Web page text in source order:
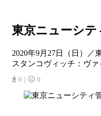
東京ニューシテ
2020年9月27日（日）／
スタンコヴィッチ：ヴ
0｜ 0